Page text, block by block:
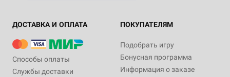
ДОСТАВКА И ОПЛАТА
Способы оплаты
Службы доставки
ПОКУПАТЕЛЯМ
Подобрать игру
Бонусная программа
Информация о заказе